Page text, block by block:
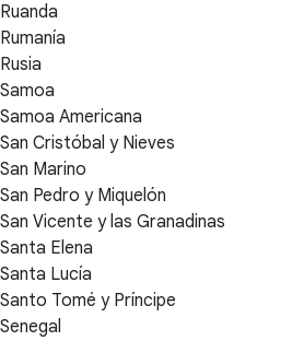
Ruanda
Rumanía
Rusia
Samoa
Samoa Americana
San Cristóbal y Nieves
San Marino
San Pedro y Miquelón
San Vicente y las Granadinas
Santa Elena
Santa Lucía
Santo Tomé y Príncipe
Senegal